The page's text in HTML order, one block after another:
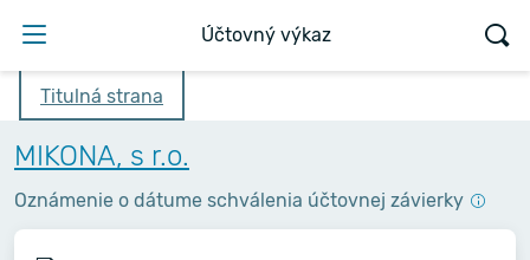
Účtovný výkaz
Titulná strana
MIKONA, s r.o.
Oznámenie o dátume schválenia účtovnej závierky